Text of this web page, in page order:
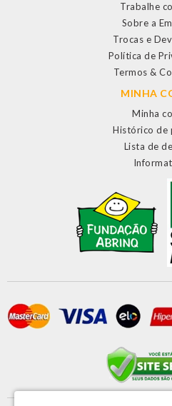
Trabalhe
Sobre a
Trocas e
Política de
Termos &
MINHA
Minha
Histórico de
Lista de